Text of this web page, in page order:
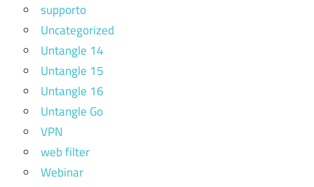
supporto
Uncategorized
Untangle 14
Untangle 15
Untangle 16
Untangle Go
VPN
web filter
Webinar